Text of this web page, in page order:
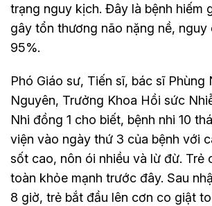
trạng nguy kịch. Đây là bệnh hiếm
gây tổn thương não nặng nề,
95%.
Phó Giáo sư, Tiến sĩ, bác sĩ Phùng
Nguyên, Trưởng Khoa Hồi sức
Nhi đồng 1 cho biết, bệnh nhi 10
viện vào ngày thứ 3 của bệnh với
sốt cao, nôn ói nhiều và lừ đừ. Trẻ
toàn khỏe mạnh trước đây. Sau
8 giờ, trẻ bắt đầu lên cơn co giật